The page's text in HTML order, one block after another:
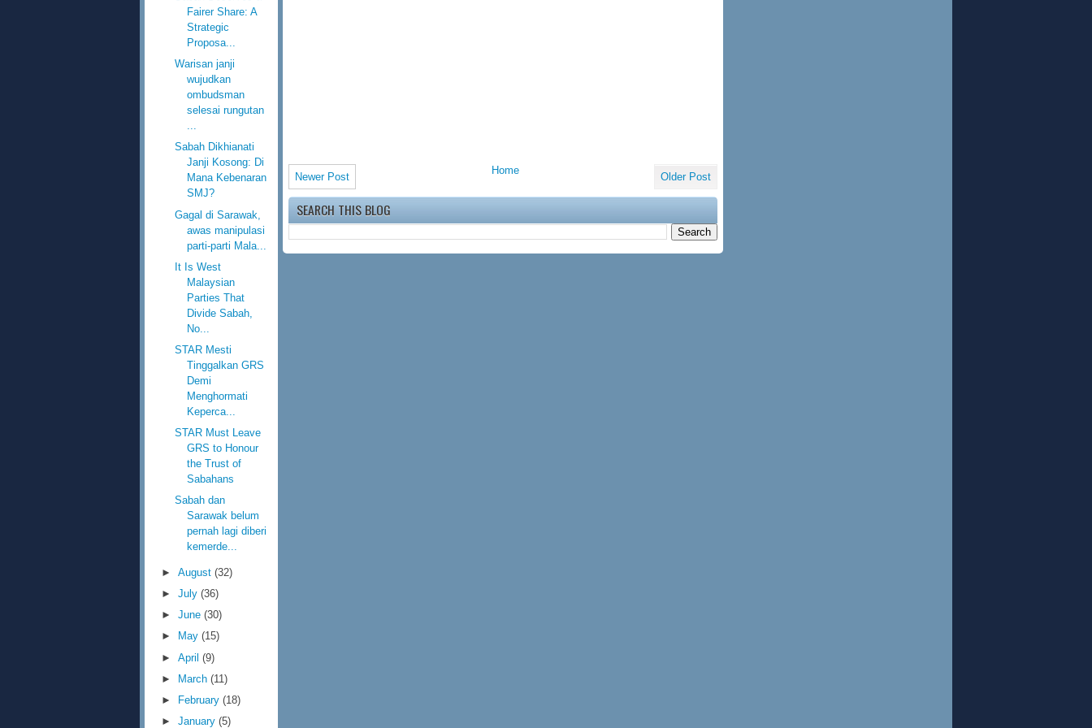
Newer Post Older Post
Home
SEARCH THIS BLOG
Fairer Share: A
Strategic
Proposa...
Warisan janji
wujudkan
ombudsman
selesai rungutan
...
Sabah Dikhianati
Janji Kosong: Di
Mana Kebenaran
SMJ?
Gagal di Sarawak,
awas manipulasi
parti-parti Mala...
It Is West
Malaysian
Parties That
Divide Sabah,
No...
STAR Mesti
Tinggalkan GRS
Demi
Menghormati
Keperca...
STAR Must Leave
GRS to Honour
the Trust of
Sabahans
Sabah dan
Sarawak belum
pernah lagi diberi
kemerde...
►August(32)
►July(36)
►June(30)
►
May(15)
►April(9)
►
March(11)
►
February(18)
►January(5)